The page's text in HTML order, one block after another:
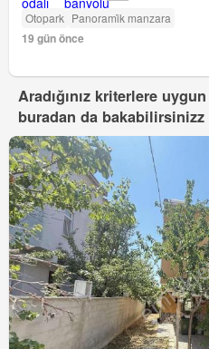
Otopark Panorami̇k manzara
19 gün önce
Aradığınız kriterlere
buradan da bakabilirsinizz